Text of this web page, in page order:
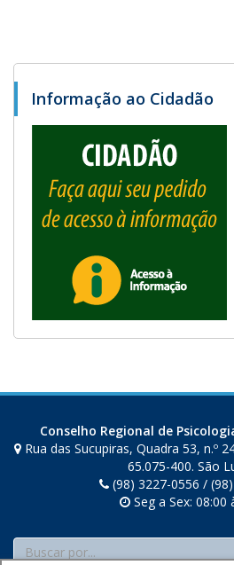
Informação ao Cidadão
Conselho Regional de
Rua das Sucupiras, Quadra 53, n.º
65.075-400. São
(98) 3227-0556 /
Seg a Sex: 08:00
Buscar